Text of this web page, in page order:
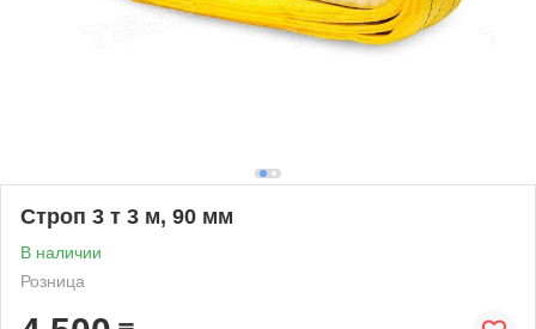
Строп 3 т 3 м, 90 мм
В наличии
Розница